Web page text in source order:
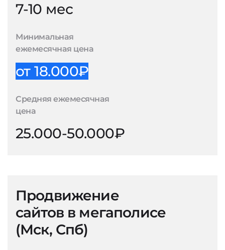
7-10 мес
Минимальная
ежемесячная цена
от 18.000₽
Средняя ежемесячная
цена
25.000-50.000₽
Продвижение
сайтов в мегаполисе
(Мск, Спб)